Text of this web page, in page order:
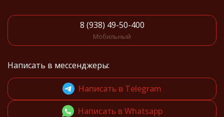
8 (938) 49-50-400
Мобильный
Написать в мессенджеры:
Написать в Telegram
Написать в Whatsapp